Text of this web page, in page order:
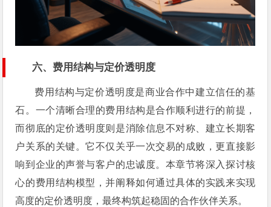
六、费用结构与定价透明度
费用结构与定价透明度是商业合作中建立信任的基
石。一个清晰合理的费用结构是合作顺利进行的前提，
而彻底的定价透明度则是消除信息不对称、建立长期客
户关系的关键。它不仅关乎一次交易的成败，更直接影
响到企业的声誉与客户的忠诚度。本章节将深入探讨核
心的费用结构模型，并阐释如何通过具体的实践来实现
高度的定价透明度，最终构筑起稳固的合作伙伴关系。